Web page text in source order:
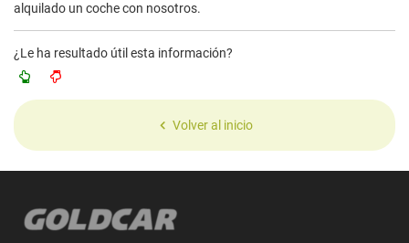
alquilado un coche con nosotros.
¿Le ha resultado útil esta información?
Volver al inicio